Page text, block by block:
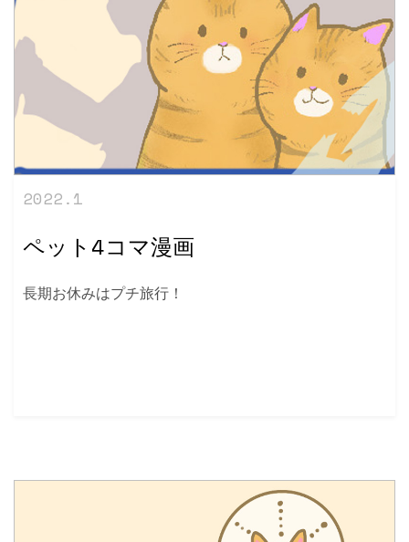
2022.1
ペット4コマ漫画
長期お休みはプチ旅行！